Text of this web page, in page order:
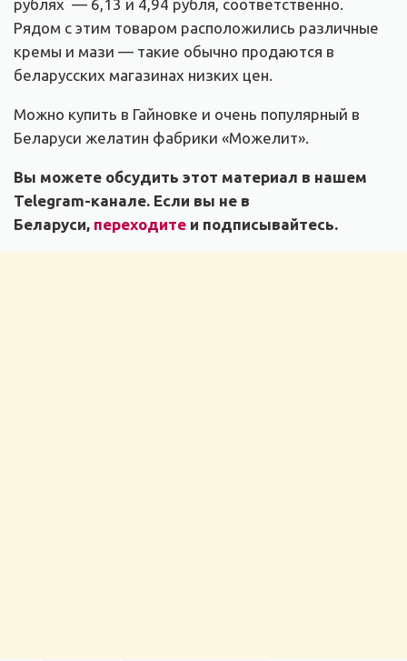
рублях — 6,13 и 4,94 рубля, соответственно.
Рядом с этим товаром расположились различные
кремы и мази — такие обычно продаются в
беларусских магазинах низких цен.
Можно купить в Гайновке и очень популярный в
Беларуси желатин фабрики «Можелит».
Вы можете обсудить этот материал в нашем
Telegram-канале. Если вы не в
Беларуси, переходите и подписывайтесь.